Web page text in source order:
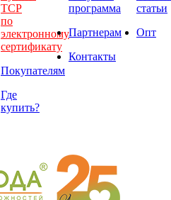
ТСР
по
электронному
сертификату
Покупателям
Где
купить?
программа
Партнерам
Контакты
статьи
Опт